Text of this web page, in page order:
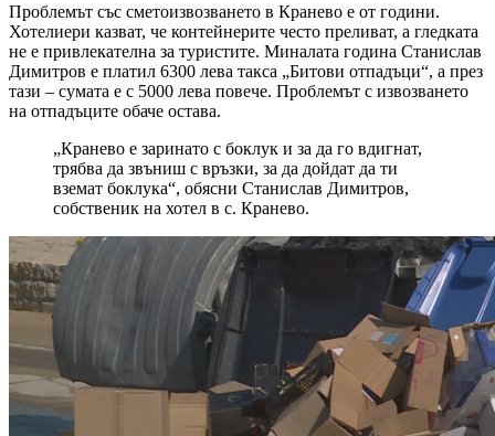
Проблемът със сметоизвозването в Кранево е от години.
Хотелиери казват, че контейнерите често преливат, а гледката
не е привлекателна за туристите. Миналата година Станислав
Димитров е платил 6300 лева такса „Битови отпадъци“, а през
тази – сумата е с 5000 лева повече. Проблемът с извозването
на отпадъците обаче остава.
„Кранево е заринато с боклук и за да го вдигнат,
трябва да звъниш с връзки, за да дойдат да ти
вземат боклука“, обясни Станислав Димитров,
собственик на хотел в с. Кранево.